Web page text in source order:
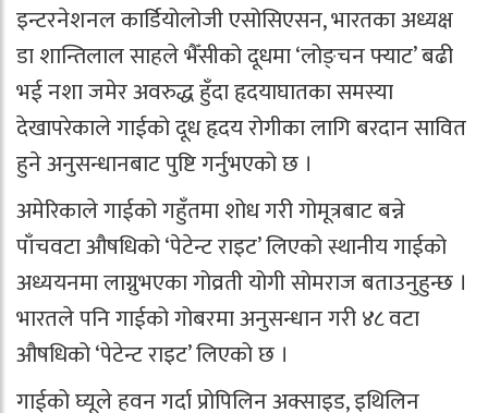
इन्टरनेशनल कार्डियोलोजी एसोसिएसन, भारतका अध्यक्ष
डा शान्तिलाल साहले भैँसीको दूधमा ‘लोङ्चन फ्याट’ बढी
भई नशा जमेर अवरुद्ध हुँदा हृदयाघातका समस्या
देखापरेकाले गाईको दूध हृदय रोगीका लागि बरदान सावित
हुने अनुसन्धानबाट पुष्टि गर्नुभएको छ ।
अमेरिकाले गाईको गहुँतमा शोध गरी गोमूत्रबाट बन्ने
पाँचवटा औषधिको ‘पेटेन्ट राइट’ लिएको स्थानीय गाईको
अध्ययनमा लाग्नुभएका गोव्रती योगी सोमराज बताउनुहुन्छ ।
भारतले पनि गाईको गोबरमा अनुसन्धान गरी ४८ वटा
औषधिको ‘पेटेन्ट राइट’ लिएको छ ।
गाईको घ्यूले हवन गर्दा प्रोपिलिन अक्साइड, इथिलिन